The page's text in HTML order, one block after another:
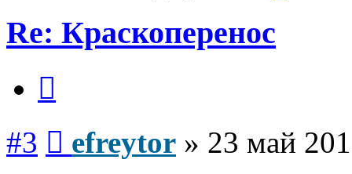
Re: Краскоперенос
#3 efreytor » 23 май